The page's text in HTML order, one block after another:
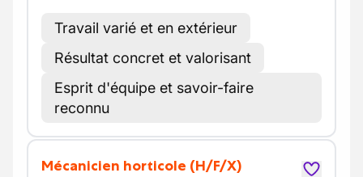
Travail varié et en extérieur
Résultat concret et valorisant
Esprit d'équipe et savoir-faire
reconnu
Mécanicien horticole (H/F/X)